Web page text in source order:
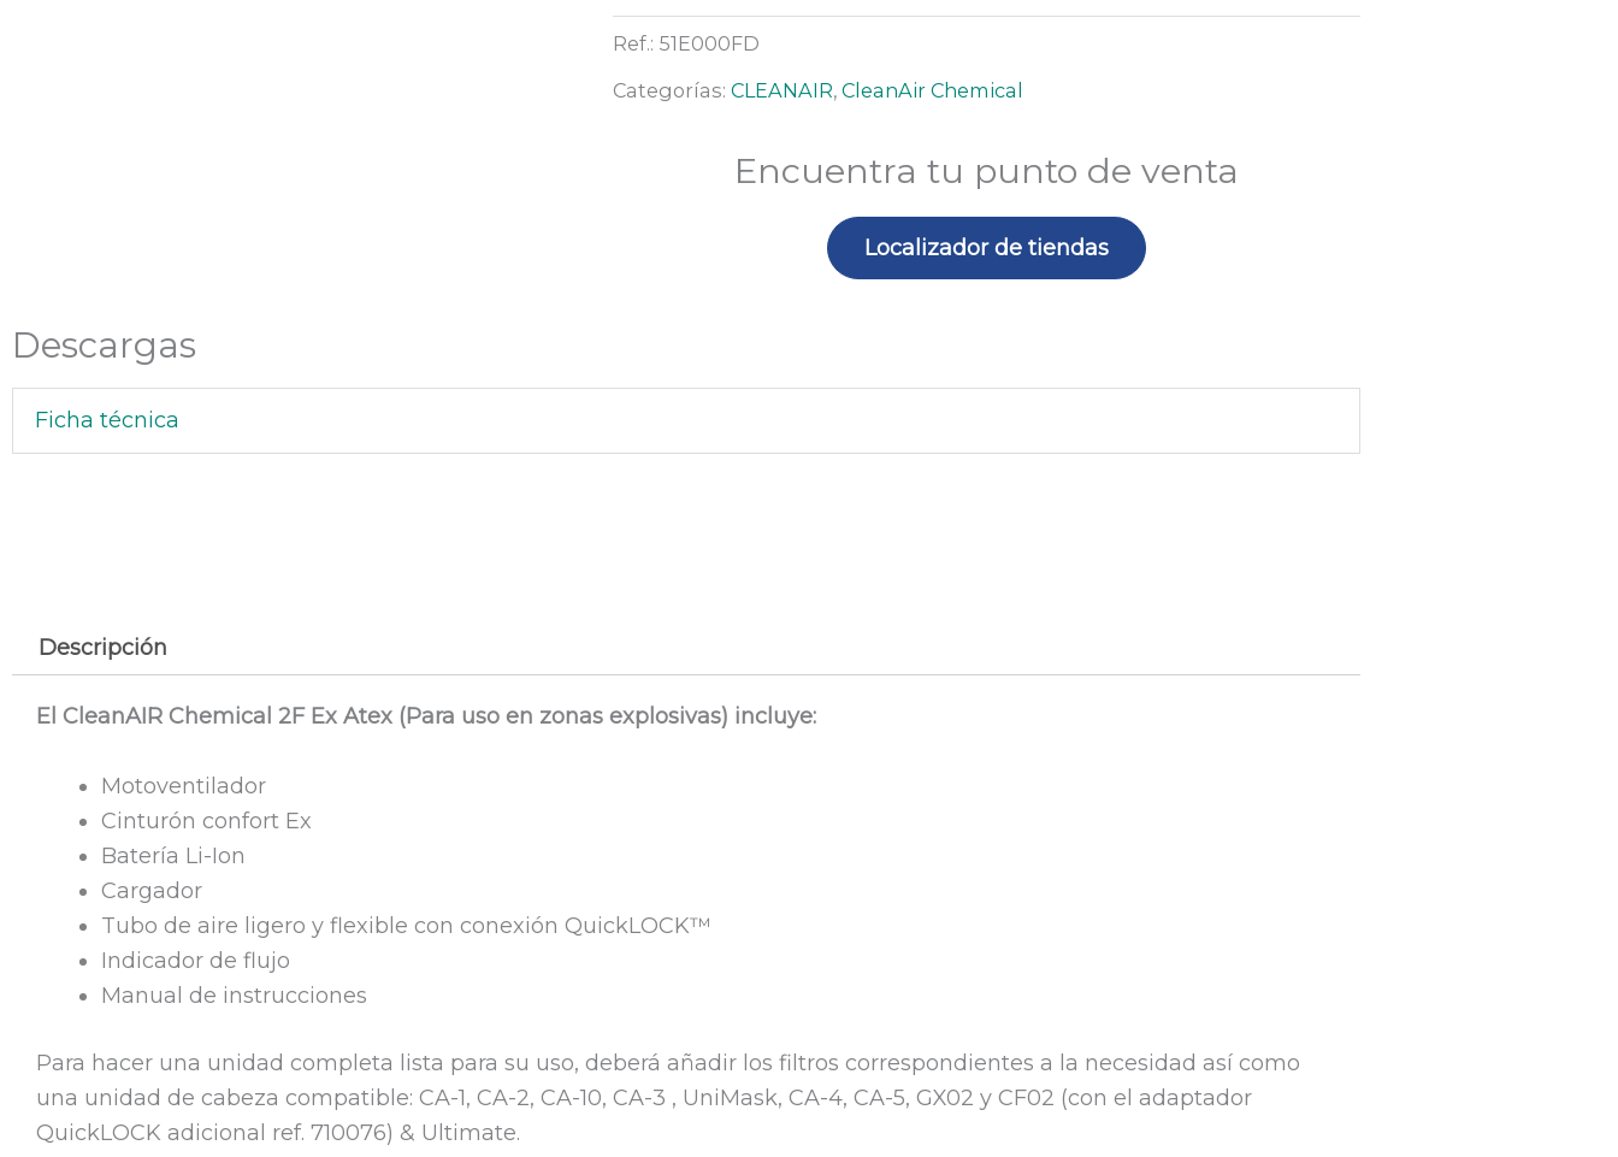
cabeza
de
exhalación)
QuickLOCK
Ref.: 51E000FD
Categorías: CLEANAIR, CleanAir Chemical
Encuentra tu punto de venta
Localizador de tiendas
Descargas
Ficha técnica
Descripción
El CleanAIR Chemical 2F Ex Atex (Para uso en zonas explosivas) incluye:
Motoventilador
Cinturón confort Ex
Batería Li-Ion
Cargador
Tubo de aire ligero y flexible con conexión QuickLOCK™
Indicador de flujo
Manual de instrucciones
Para hacer una unidad completa lista para su uso, deberá añadir los filtros correspondientes a la necesidad así como
una unidad de cabeza compatible: CA-1, CA-2, CA-10, CA-3 , UniMask, CA-4, CA-5, GX02 y CF02 (con el adaptador
QuickLOCK adicional ref. 710076) & Ultimate.